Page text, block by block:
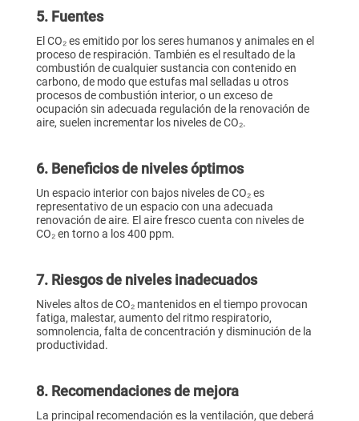
5. Fuentes
El CO₂ es emitido por los seres humanos y animales en el
proceso de respiración. También es el resultado de la
combustión de cualquier sustancia con contenido en
carbono, de modo que estufas mal selladas u otros
procesos de combustión interior, o un exceso de
ocupación sin adecuada regulación de la renovación de
aire, suelen incrementar los niveles de CO₂.
6. Beneficios de niveles óptimos
Un espacio interior con bajos niveles de CO₂ es
representativo de un espacio con una adecuada
renovación de aire. El aire fresco cuenta con niveles de
CO₂ en torno a los 400 ppm.
7. Riesgos de niveles inadecuados
Niveles altos de CO₂ mantenidos en el tiempo provocan
fatiga, malestar, aumento del ritmo respiratorio,
somnolencia, falta de concentración y disminución de la
productividad.
8. Recomendaciones de mejora
La principal recomendación es la ventilación, que deberá